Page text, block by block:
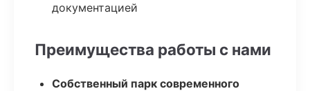
документацией
Преимущества работы с нами
Собственный парк современного